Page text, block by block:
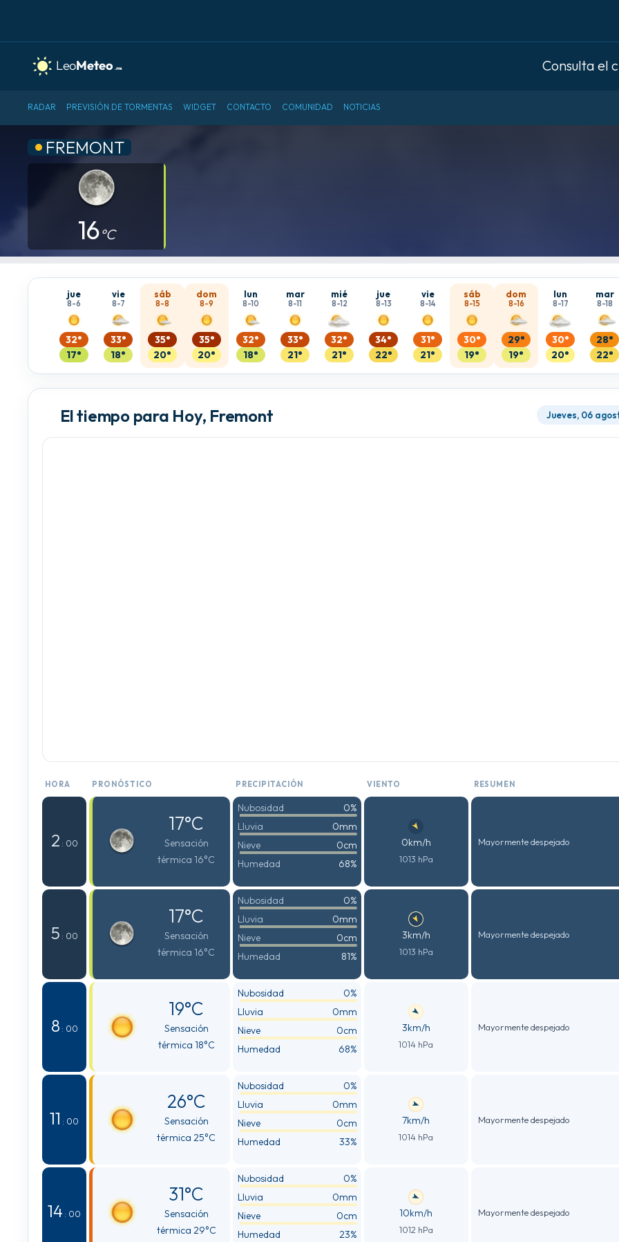
Consulta el
RADAR PREVISIÓN DE TORMENTAS WIDGET CONTACTO COMUNIDAD NOTICIAS
FREMONT
16°C
jue
8-6
32°
17°
vie
8-7
33°
18°
sáb
8-8
35°
20°
dom
8-9
35°
20°
lun
8-10
32°
18°
mar
8-11
33°
21°
mié
8-12
32°
21°
jue
8-13
34°
22°
vie
8-14
31°
21°
sáb
8-15
30°
19°
dom
8-16
29°
19°
lun
8-17
30°
20°
mar
8-18
28°
22°
El tiempo para Hoy, Fremont Jueves, 06
HORA PRONÓSTICO PRECIPITACIÓN VIENTO RESUMEN
2 : 00
17°C
Sensación
térmica 16°C
Nubosidad
0%
Lluvia
0mm
Nieve
0cm
Humedad
68%
0km/h
1013 hPa
Mayormente despejado
5 : 00
17°C
Sensación
térmica 16°C
Nubosidad
0%
Lluvia
0mm
Nieve
0cm
Humedad
81%
3km/h
1013 hPa
Mayormente despejado
8 : 00
19°C
Sensación
térmica 18°C
Nubosidad
0%
Lluvia
0mm
Nieve
0cm
Humedad
68%
3km/h
1014 hPa
Mayormente despejado
11 : 00
26°C
Sensación
térmica 25°C
Nubosidad
0%
Lluvia
0mm
Nieve
0cm
Humedad
33%
7km/h
1014 hPa
Mayormente despejado
14 : 00
31°C
Sensación
térmica 29°C
Nubosidad
0%
Lluvia
0mm
Nieve
0cm
Humedad
23%
10km/h
1012 hPa
Mayormente despejado